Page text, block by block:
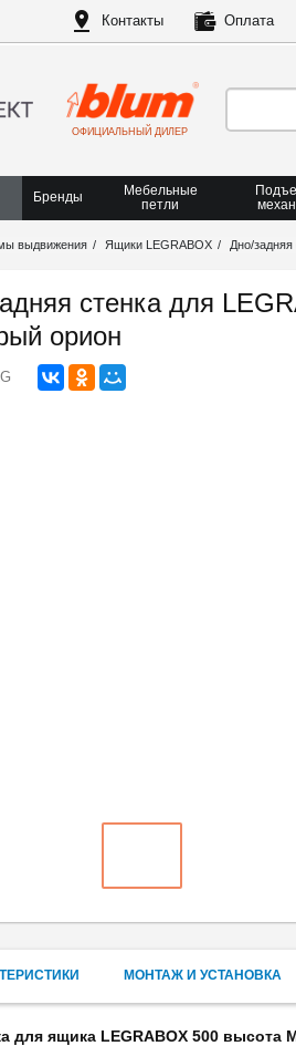
Контакты Оплата
ОФИЦИАЛЬНЫЙ ДИЛЕР
Бренды
Мебельные
петли
выдвижения Ящики LEGRABOX Дно/
стенка для
орион
МОНТАЖ И УСТАНОВКА
для ящика LEGRABOX 500